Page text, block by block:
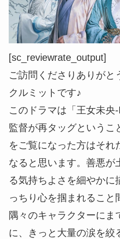
[sc_reviewrate_output]
ご訪問くださりありがと
クルミットです♪
このドラマは「王女未央
監督が再タッグというこ
をご覧になった方はそれ
なると思います。善悪が
る気持ちよさを細やかに
っちり心を掴まれること
隅々のキャラクターにま
に、きっと大量の涙を絞